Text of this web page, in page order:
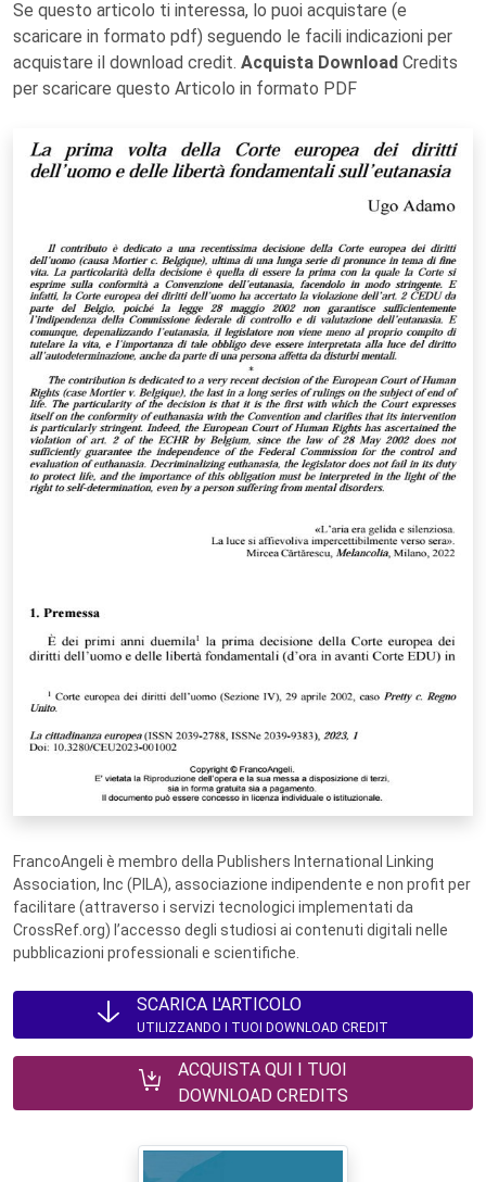
Se questo articolo ti interessa, lo puoi acquistare (e
scaricare in formato pdf) seguendo le facili indicazioni per
acquistare il download credit. Acquista Download Credits
per scaricare questo Articolo in formato PDF
FrancoAngeli è membro della Publishers International Linking
Association, Inc (PILA), associazione indipendente e non profit per
facilitare (attraverso i servizi tecnologici implementati da
CrossRef.org) l’accesso degli studiosi ai contenuti digitali nelle
pubblicazioni professionali e scientifiche.
SCARICA L'ARTICOLO
UTILIZZANDO I TUOI DOWNLOAD CREDIT
ACQUISTA QUI I TUOI
DOWNLOAD CREDITS